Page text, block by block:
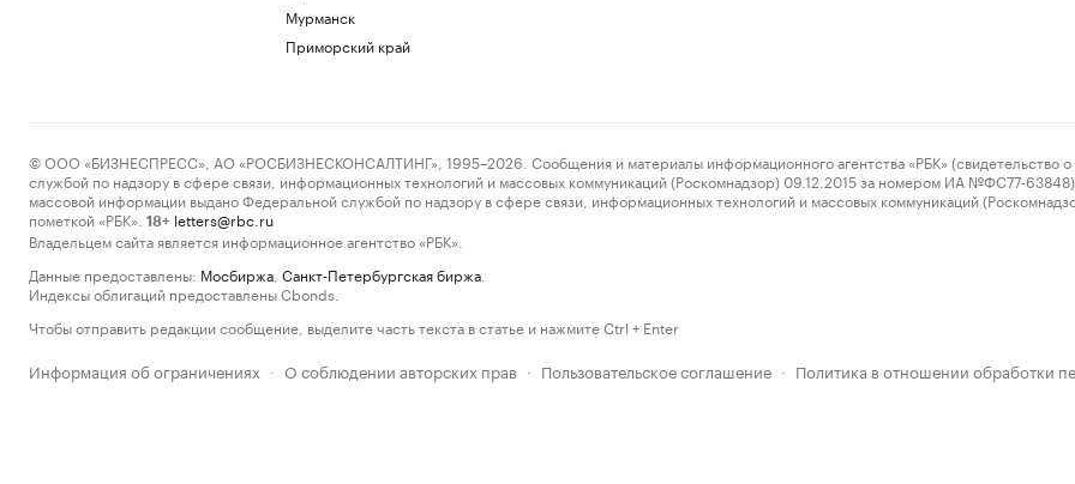
Мурманск
Приморский край
© ООО «БИЗНЕСПРЕСС», АО «РОСБИЗНЕСКОНСАЛТИНГ», 1995–2026. Сообщения и материалы информационного агентства «РБК» (свидетельство о
службой по надзору в сфере связи, информационных технологий и массовых коммуникаций (Роскомнадзор) 09.12.2015 за номером ИА №ФС77-63848)
массовой информации выдано Федеральной службой по надзору в сфере связи, информационных технологий и массовых коммуникаций
пометкой «РБК».
18+ letters@rbc.ru
Владельцем сайта является информационное агентство «РБК».
Данные предоставлены: Мосбиржа Санкт-Петербургская биржа
Индексы облигаций предоставлены Cbonds.
Чтобы отправить редакции сообщение, выделите часть текста в статье и нажмите Ctrl + Enter
Информация об ограничениях · О соблюдении авторских прав · Пользовательское соглашение · Политика в отношении обработки